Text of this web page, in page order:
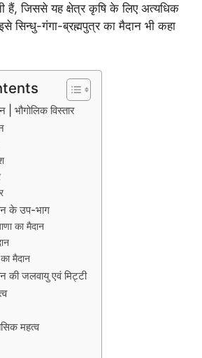
हैं, जिससे यह क्षेत्र कृषि के लिए अत्यधिक
सिन्धु-गंगा-ब्रह्मपुत्र का मैदान भी कहा
| भौगोलिक विस्तार
के उप-भाग
का मैदान
मैदान
की जलवायु एवं मिट्टी
महत्व